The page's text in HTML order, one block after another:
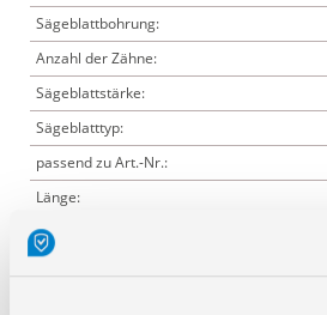
Sägeblattbohrung:
Anzahl der Zähne:
Sägeblattstärke:
Sägeblatttyp:
passend zu Art.-Nr.:
Länge:
Breite: